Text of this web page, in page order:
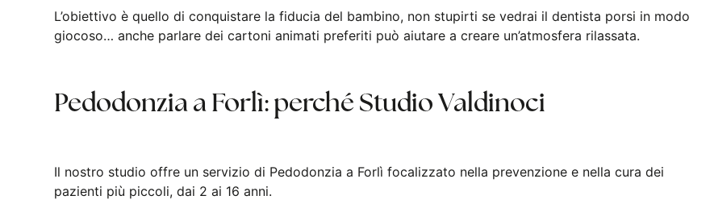
L’obiettivo è quello di conquistare la fiducia del bambino, non stupirti se vedrai il dentista porsi in modo
giocoso… anche parlare dei cartoni animati preferiti può aiutare a creare un’atmosfera rilassata.
Pedodonzia a Forlì: perché Studio Valdinoci
Il nostro studio offre un servizio di Pedodonzia a Forlì focalizzato nella prevenzione e nella cura dei
pazienti più piccoli, dai 2 ai 16 anni.